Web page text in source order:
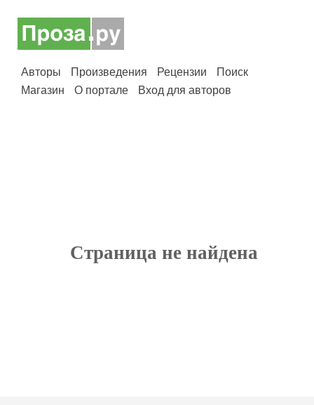
Авторы Произведения Рецензии
Поиск
Магазин
О портале Вход для авторов
Страница не найдена